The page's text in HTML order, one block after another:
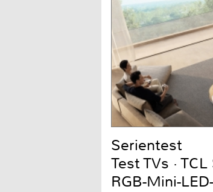
Serientest
Test TVs ·
RGB-Mini-